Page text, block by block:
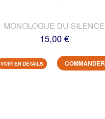
MONOLOGUE DU SILENCE
15,00 €
VOIR EN DETAILS COMMANDER